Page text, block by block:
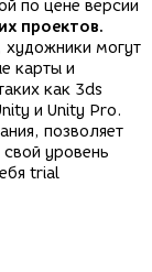
по цене версии
проектов.
могут
карты и
как 3ds
и Unity Pro.
позволяет
уровень
trial